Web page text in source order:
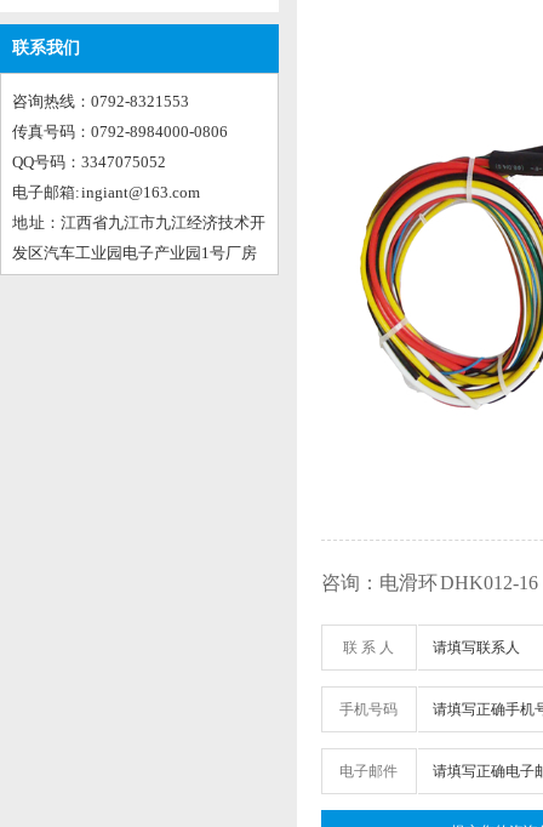
联系我们
咨询热线：0792-8321553
传真号码：0792-8984000-0806
QQ号码：3347075052
电子邮箱: ingiant@163.com
地 址：江西省九江市九江经济技术开
发区汽车工业园电子产业园1号厂房
咨询：电滑环 DHK012-16
联 系 人
手机号码
电子邮件